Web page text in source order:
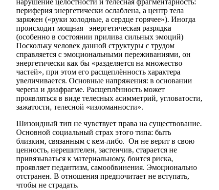
периферия энергетически ослаблена, а центр тела
заряжен («руки холодные, а сердце горячее»). Иногда
происходит мощная энергетическая разрядка
(особенно в состоянии прилива сильных эмоций)
Поскольку человек данной структуры с трудом
справляется с эмоциональными переживаниями, он
энергетически как бы «разделяется на множество
частей», при этом его расщеплённость характера
увеличивается. Основные напряжения: в основании
черепа и диафрагме. Расщеплённость может
проявляться в виде телесных асимметрий, угловатости,
зажатости, телесной «изломан­ности».
Шизоидный тип не чувствует права на существование.
Основной социальный страх этого типа: быть
близким, связанным с кем-либо. Он не верит в свою
ценность, нерешителен, застенчив, старается не
привязываться к материальному, боится риска,
проявляет педантизм, самообвинения. Эмоционально
отстранен. В отношения предпочитает не вступать,
чтобы не страдать.